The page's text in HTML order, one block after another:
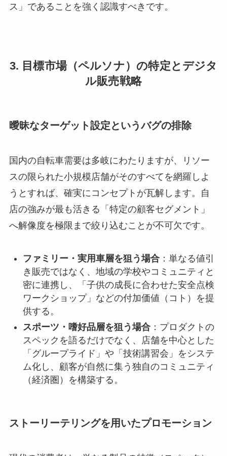
ス」であることを強く認識すべきです。
3. 目標市場（ペルソナ）の特定とデジタ
ル販売戦略
曖昧なターゲット設定というバグの排除
国内の自転車需要は多岐にわたりますが、リソー
スの限られた小規模店舗がそのすべてを網羅しよ
うとすれば、確実にコンセプトが瓦解します。自
店の強みが最も活きる「特定の顧客セグメント」
へ解像度を極限まで絞り込むことが不可欠です。
ファミリー・実用車層を狙う場合：単なる値引
き販売ではなく、地域の学校やコミュニティと
密に連携し、「子供の成長に合わせた安全点検
ワークショップ」などの付加価値（コト）を提
供する。
スポーツ・嗜好品層を狙う場合：プロダクトの
スペックを語るだけでなく、店舗を中心とした
「グループライド」や「技術講習会」をシステ
ム化し、顧客が自然に集う独自のコミュニティ
（経済圏）を構築する。
ストーリーテリングを用いたプロモーション